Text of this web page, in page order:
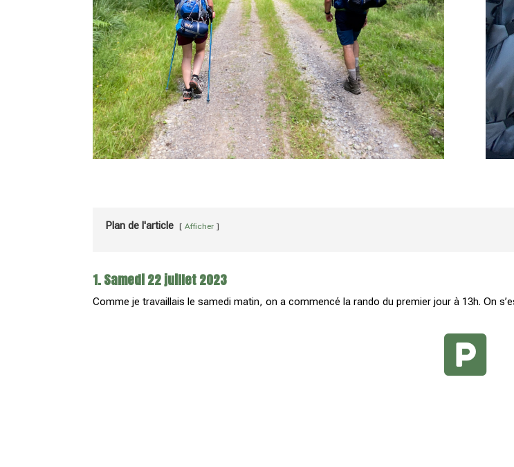
Plan de l'article Afficher
1. Samedi 22 juillet 2023
Comme je travaillais le samedi matin, on a commencé la rando du premier jour à 13h. On
